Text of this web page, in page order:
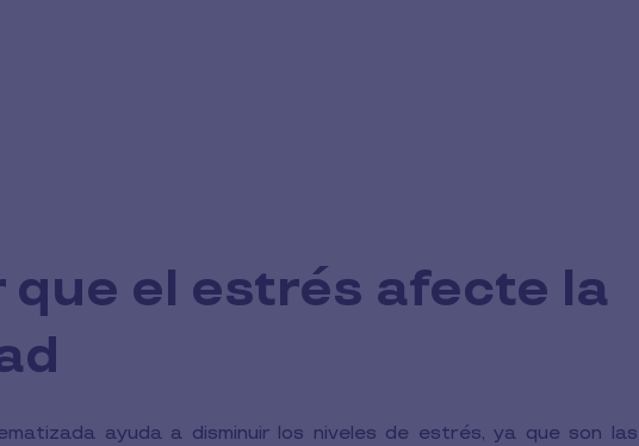
que el estrés afecte la
ayuda a disminuir los niveles de estrés, ya que son las